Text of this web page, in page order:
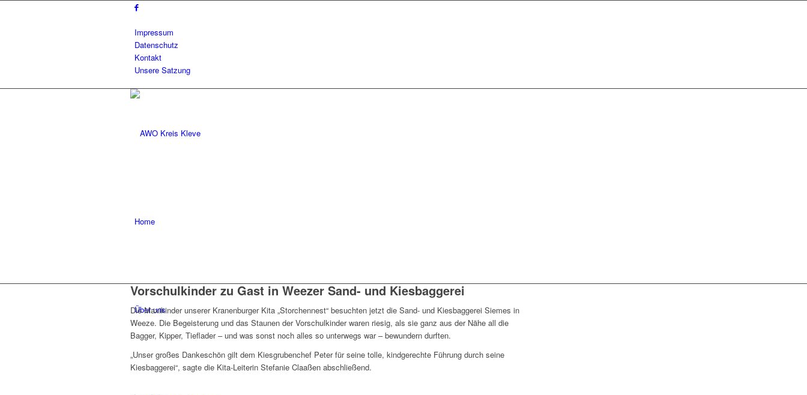
Impressum
Datenschutz
Kontakt
Unsere Satzung
Home
Über uns
Vorschulkinder zu Gast in Weezer Sand- und Kiesbaggerei
Die Maxikinder unserer Kranenburger Kita „Storchennest“ besuchten jetzt die Sand- und Kiesbaggerei Siemes in
Weeze. Die Begeisterung und das Staunen der Vorschulkinder waren riesig, als sie ganz aus der Nähe all die
Bagger, Kipper, Tieflader – und was sonst noch alles so unterwegs war – bewundern durften.
„Unser großes Dankeschön gilt dem Kiesgrubenchef Peter für seine tolle, kindgerechte Führung durch seine
Kiesbaggerei“, sagte die Kita-Leiterin Stefanie Claaßen abschließend.